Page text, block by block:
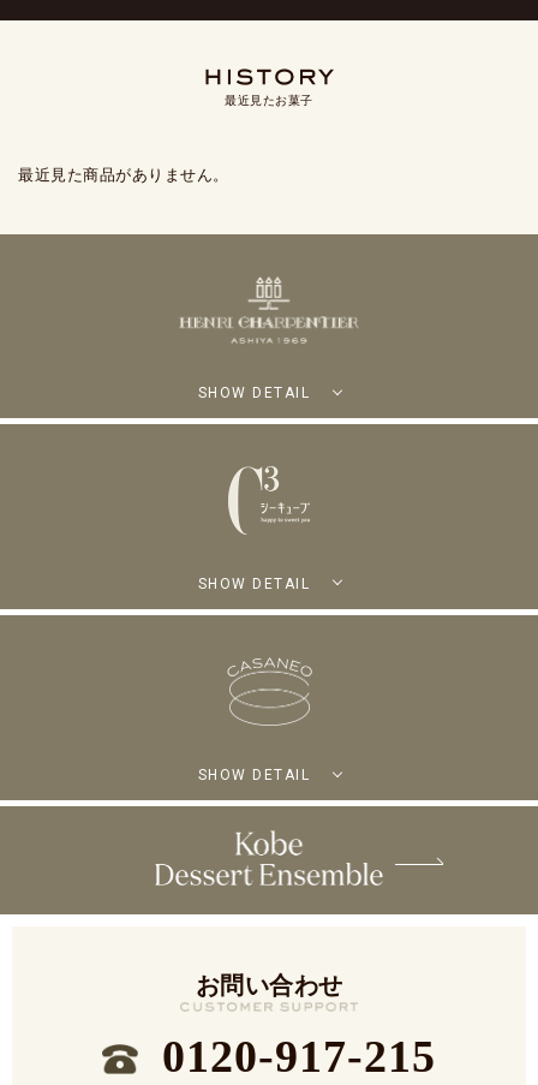
最近見たお菓子
最近見た商品がありません。
SHOW DETAIL
SHOW DETAIL
SHOW DETAIL
お問い合わせ
0120-917-215